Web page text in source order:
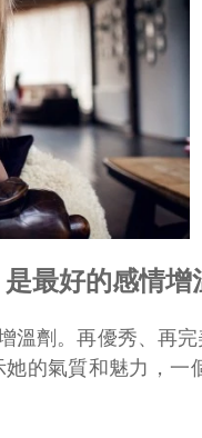
最好的感情增
溫劑。再優秀、再
的氣質和魅力，一